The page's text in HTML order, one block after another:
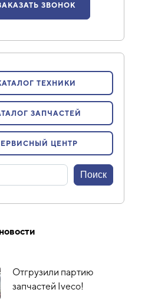
ЗВОНОК
ТЕХНИКИ
ЗАПЧАСТЕЙ
ЦЕНТР
Отгрузили партию
запчастей Iveco!